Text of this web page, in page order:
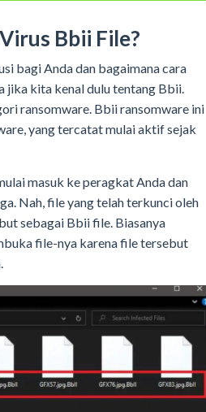
Bbii File?
bagi Anda dan bagaimana cara
jika kita kenal dulu tentang Bbii.
ransomware. Bbii ransomware ini
yang tercatat mulai aktif sejak
masuk ke peragkat Anda dan
Nah, file yang telah terkunci oleh
sebagai Bbii file. Biasanya
file-nya karena file tersebut